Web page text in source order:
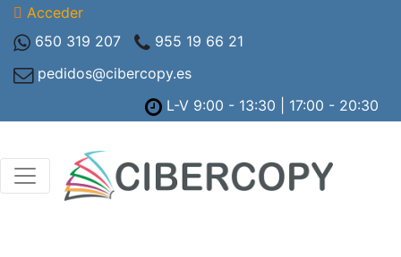
Acceder
650 319 207
955 19 66 21
pedidos@cibercopy.es
L-V 9:00 - 13:30 | 17:00 - 20:30